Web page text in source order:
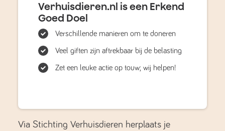
Verhuisdieren.nl is een Erkend
Goed Doel
Verschillende manieren om te doneren
Veel giften zijn aftrekbaar bij de belasting
Zet een leuke actie op touw; wij helpen!
Via Stichting Verhuisdieren herplaats je